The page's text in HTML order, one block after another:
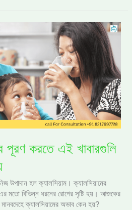
পূরণ করতে এই খাবারগুলি
উপাদান হল ক্যালসিয়াম। ক্যালসিয়ামের
মতো বিভিন্ন ধরনের রোগের সৃষ্টি হয়। আজকের
ক্যালসিয়ামের অভাব কেন হয়?